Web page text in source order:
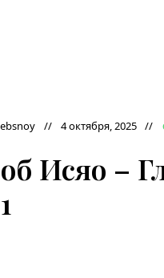
4 октября, 2025
Исяо –